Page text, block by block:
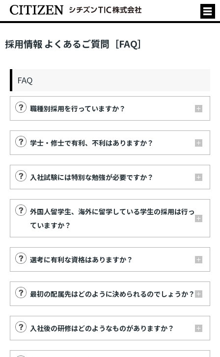
採用情報 よくあるご質問［FAQ］
FAQ
職種別採用を行っていますか？
学士・修士で有利、不利はありますか？
入社試験には特別な勉強が必要ですか？
外国人留学生、海外に留学している学生の採用は行っ
ていますか？
選考に有利な資格はありますか？
最初の配属先はどのように決められるのでしょうか？
入社後の研修はどのようなものがありますか？